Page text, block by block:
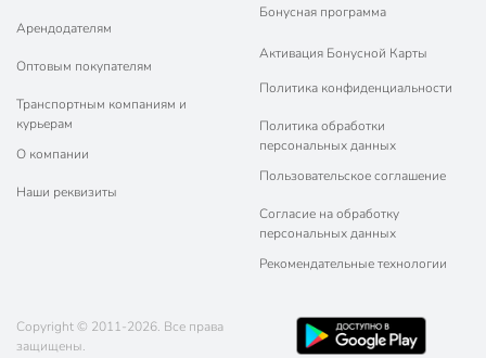
Арендодателям
Оптовым покупателям
Транспортным компаниям и
курьерам
О компании
Наши реквизиты
Бонусная программа
Активация Бонусной Карты
Политика конфиденциальности
Политика обработки
персональных данных
Пользовательское соглашение
Согласие на обработку
персональных данных
Рекомендательные технологии
Copyright © 2011-2026. Все права
защищены.